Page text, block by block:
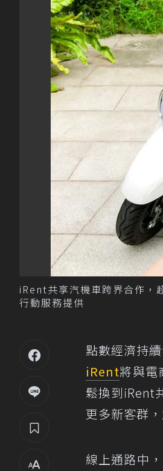
iRent共享汽機車跨界合作，
行動服務提供
點數經濟持
iRent將與電
鬆換到iRent
更多新客群
線上通路中